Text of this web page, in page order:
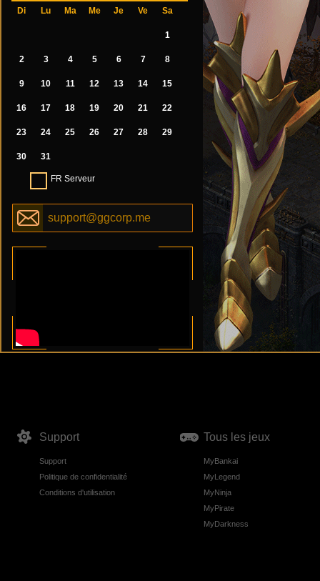
Di
Lu Ma Me Je Ve Sa
1
2 3 4 5 6 7 8
9 10 11 12 13 14 15
16 17 18 19 20 21 22
23 24 25 26 27 28 29
30 31
FR Serveur
support@ggcorp.me
Support
Support
Politique de confidentialité
Conditions d'utilisation
Tous les jeux
MyBankai
MyLegend
MyNinja
MyPirate
MyDarkness